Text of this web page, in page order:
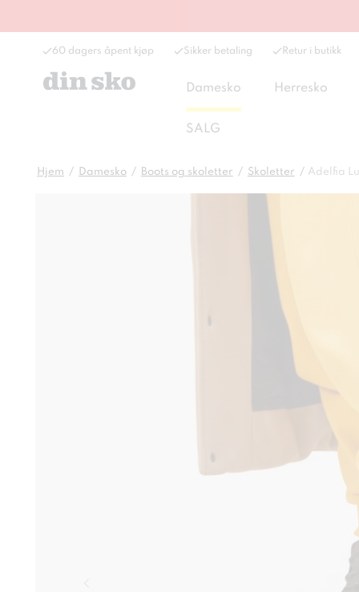
60 dagers åpent kjøp Sikker betaling Retur i butikk
Damesko Herresko
SALG
Hjem Damesko Boots og skoletter Skoletter Adelfia